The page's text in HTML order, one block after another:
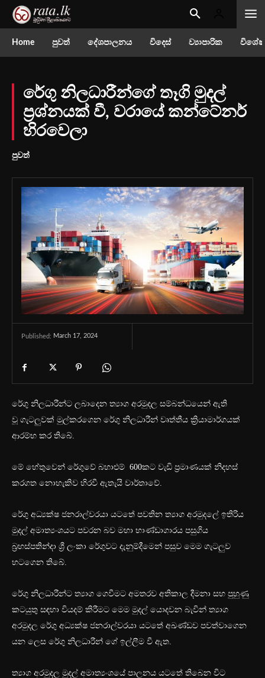
Home පුවත් දේශපාලනය විදෙස් ව්‍යාපාරික
රේගු නිලධාරීන්ගේ තෑගි මුදල්
ප්‍රශ්නයක් වී, වර‍ායේ කන්ටේනර්
හිරවෙලා
පුවත්
Published: March 17, 2024
රේගු නිලධාරීන්ට ලබාදෙන ත්‍යාග අරමුදල සම්බන්ධයෙන් ඇති
වූ ගැටලුවක් මුල්කරගෙන රේගු නිලධාරීන් වෘත්තීය ක්‍රියාමාර්ගයක්
ආරම්භ කර තිබේ.
මේ හේතුවෙන් රේගුවේ බහාළුම් 600කට වැඩි ප්‍රමාණයක් නිදහස්
කරගත නොහැකිව හිරවී ඇතැයි වාර්තාවේ.
රේගු අධ්‍යක්ෂ ජනරාල්වරයා යටතේ පවතින ත්‍යාග අරමුදලේ ඉතිරිය
මුදල් අමාත්‍යංශයට පවරන බව මහා භාණ්ඩාගාරය පසුගිය
බ්‍රහස්පතින්දා ශ්‍රී ලංකා රේගුවට දැනුම්දීමෙන් පසුව මෙම ගැටලුව
හටගෙන තිබේ.
රේගු නිලධාරීන්ට ත්‍යාග ගෙවීමට අමතරව අතිකාල දීමනා සහ පුහුණු
කටයුතු සඳහා වියදම් කිරීමට මෙම මුදල් යොදවන බැවින් ත්‍යාග
අරමුදල රේගු අධ්‍යක්ෂ ජනරාල්වරයා යටතේ අඛණ්ඩව පවත්වාගෙන
යන ලෙස රේගු නිලධාරීන් ගේ ඉල්ලීම වී ඇත.
ත්‍යාග අරමුදල මුදල් අමාත්‍යංශයේ පාලනය යටතේ තිබෙන විට